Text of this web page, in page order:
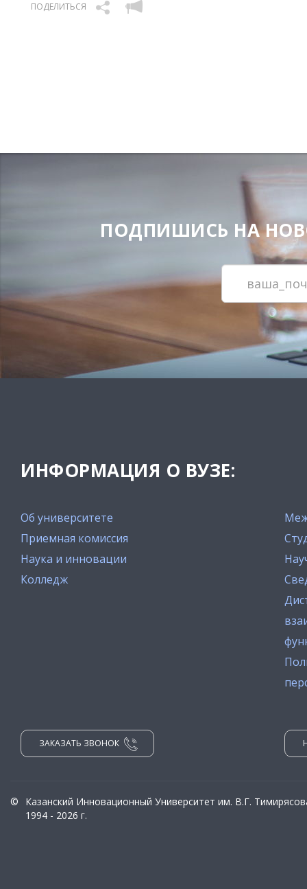
ПОДЕЛИТЬСЯ
ПОДПИШИСЬ НА
ИНФОРМАЦИЯ О ВУЗЕ:
Об университете
Приемная комиссия
Наука и инновации
Колледж
ЗАКАЗАТЬ ЗВОНОК
©
Казанский Инновационный Университет им. В.Г.
1994 - 2026 г.